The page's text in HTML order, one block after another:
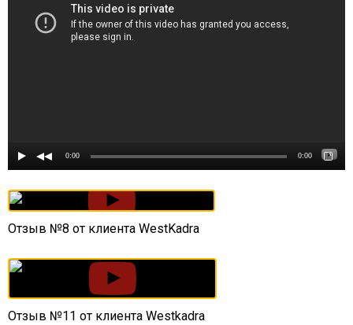
0:00 0:00
Отзыв №8 от клиента WestKadra
Отзыв №11 от клиента Westkadra